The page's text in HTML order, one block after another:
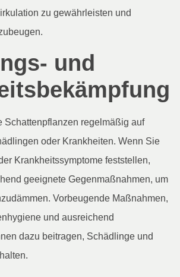
zu gewährleisten und
und
Schattenpflanzen regelmäßig auf
oder Krankheiten. Wenn Sie
Krankheitssymptome feststellen,
geeignete Gegenmaßnahmen, um
Vorbeugende Maßnahmen,
und ausreichend
dazu beitragen, Schädlinge und